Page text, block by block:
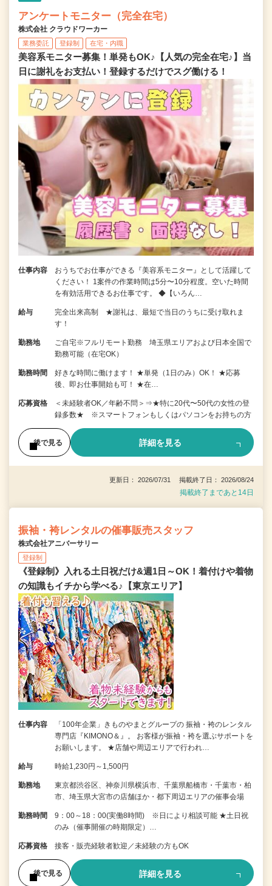
アンケートモニター（完全在宅）
株式会社 クラウドワーカー
業務委託 登録制 在宅・内職
美容系モニター募集！単発もOK♪【人気の完全在宅♪】当
日に謝礼をお支払い！登録するだけでスグ働ける！
仕事内容
おうちでお仕事ができる『美容系モニター』として活躍して
ください！ 1案件の作業時間は5分〜10分程度。空いた時間
を有効活用できるお仕事です。 ◆【いろん…
給与
完全出来高制 ★謝礼は、最短で当日のうちに受け取れま
す！
勤務地
ご自宅※フルリモート勤務 埼玉県エリアおよび日本全国で
勤務可能（在宅OK）
勤務時間
好きな時間に働けます！ ★単発（1日のみ）OK！ ★応募
後、即お仕事開始も可！ ★在…
応募資格
＜未経験者OK／年齢不問＞⇒★特に20代〜50代の女性の登
録多数★ ※スマートフォンもしくはパソコンをお持ちの方
後で見る 詳細を見る
更新日： 2026/07/31 掲載終了日： 2026/08/24
掲載終了まであと14日
振袖・袴レンタルの催事販売スタッフ
株式会社アニバーサリー
登録制
《登録制》入れる土日祝だけ&週1日～OK！着付けや着物
の知識もイチから学べる♪【東京エリア】
仕事内容
「100年企業」きものやまとグループの 振袖・袴のレンタル
専門店『KIMONO＆』。 お客様が振袖・袴を選ぶサポートを
お願いします。 ★店舗や周辺エリアで行われ…
給与 時給1,230円～1,500円
勤務地
東京都渋谷区、神奈川県横浜市、千葉県船橋市・千葉市・柏
市、埼玉県大宮市の店舗ほか・都下周辺エリアの催事会場
勤務時間
9：00～18：00(実働8時間) ※日により相談可能 ★土日祝
のみ（催事開催の時期限定）…
応募資格 接客・販売経験者歓迎／未経験の方もOK
後で見る 詳細を見る